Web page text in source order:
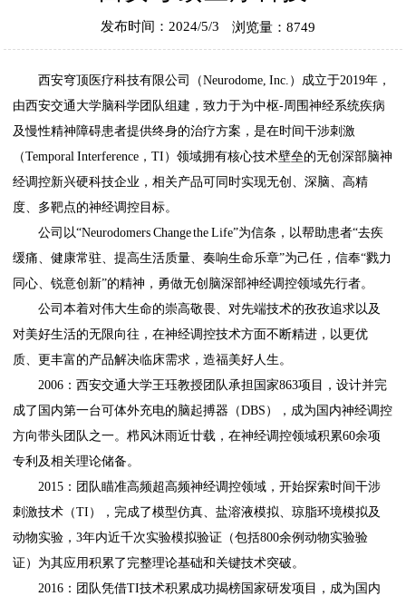
发布时间：2024/5/3 浏览量：8749
西安穹顶医疗科技有限公司（Neurodome, Inc.）成立于2019年，
由西安交通大学脑科学团队组建，致力于为中枢-周围神经系统疾病
及慢性精神障碍患者提供终身的治疗方案，是在时间干涉刺激
（Temporal Interference，TI）领域拥有核心技术壁垒的无创深部脑神
经调控新兴硬科技企业，相关产品可同时实现无创、深脑、高精
度、多靶点的神经调控目标。
公司以“Neurodomers Change the Life”为信条，以帮助患者“去疾
缓痛、健康常驻、提高生活质量、奏响生命乐章”为己任，信奉“戮力
同心、锐意创新”的精神，勇做无创脑深部神经调控领域先行者。
公司本着对伟大生命的崇高敬畏、对先端技术的孜孜追求以及
对美好生活的无限向往，在神经调控技术方面不断精进，以更优
质、更丰富的产品解决临床需求，造福美好人生。
2006：西安交通大学王珏教授团队承担国家863项目，设计并完
成了国内第一台可体外充电的脑起搏器（DBS），成为国内神经调控
方向带头团队之一。栉风沐雨近廿载，在神经调控领域积累60余项
专利及相关理论储备。
2015：团队瞄准高频超高频神经调控领域，开始探索时间干涉
刺激技术（TI），完成了模型仿真、盐溶液模拟、琼脂环境模拟及
动物实验，3年内近千次实验模拟验证（包括800余例动物实验验
证）为其应用积累了完整理论基础和关键技术突破。
2016：团队凭借TI技术积累成功揭榜国家研发项目，成为国内